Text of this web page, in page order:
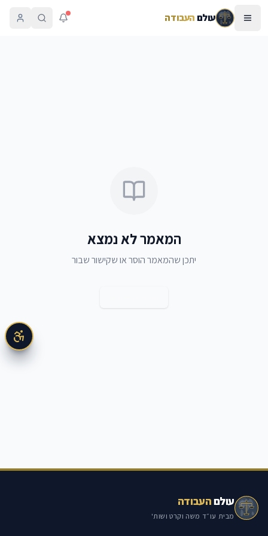
עולםהעבודה
המאמר לא נמצא
יתכן שהמאמר הוסר או שקישור שבור
עולםהעבודה
מבית עו״ד משה וקרט ושות'